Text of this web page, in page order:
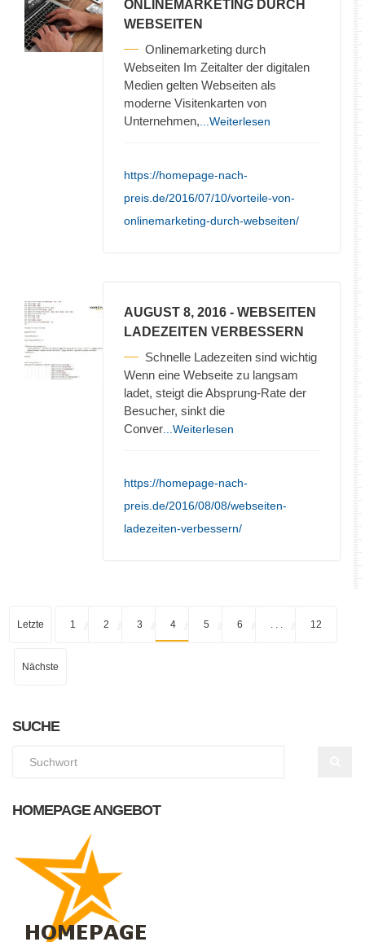
ONLINEMARKETING DURCH
WEBSEITEN
Onlinemarketing durch
Webseiten Im Zeitalter der digitalen
Medien gelten Webseiten als
moderne Visitenkarten von
Unternehmen, ...Weiterlesen
https://homepage-nach-
preis.de/2016/07/10/vorteile-von-
onlinemarketing-durch-webseiten/
AUGUST 8, 2016 - WEBSEITEN
LADEZEITEN VERBESSERN
Schnelle Ladezeiten sind wichtig
Wenn eine Webseite zu langsam
ladet, steigt die Absprung-Rate der
Besucher, sinkt die
Conver ...Weiterlesen
https://homepage-nach-
preis.de/2016/08/08/webseiten-
ladezeiten-verbessern/
Letzte 1 2 3 4 5 6 12
Nächste
SUCHE
HOMEPAGE ANGEBOT